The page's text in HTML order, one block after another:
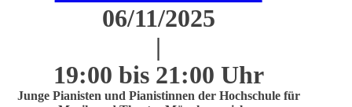
06/11/2025
|
19:00 bis 21:00 Uhr
Junge Pianisten und Pianistinnen der Hochschule für